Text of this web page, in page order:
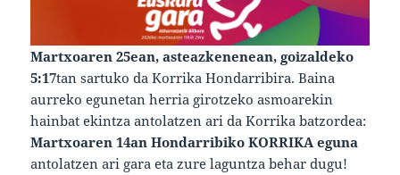
Martxoaren 25ean, asteazkenenean, goizaldeko
5:17tan sartuko da Korrika Hondarribira. Baina
aurreko egunetan herria girotzeko asmoarekin
hainbat ekintza antolatzen ari da Korrika batzordea:
Martxoaren 14an Hondarribiko KORRIKA eguna
antolatzen ari gara eta zure laguntza behar dugu!